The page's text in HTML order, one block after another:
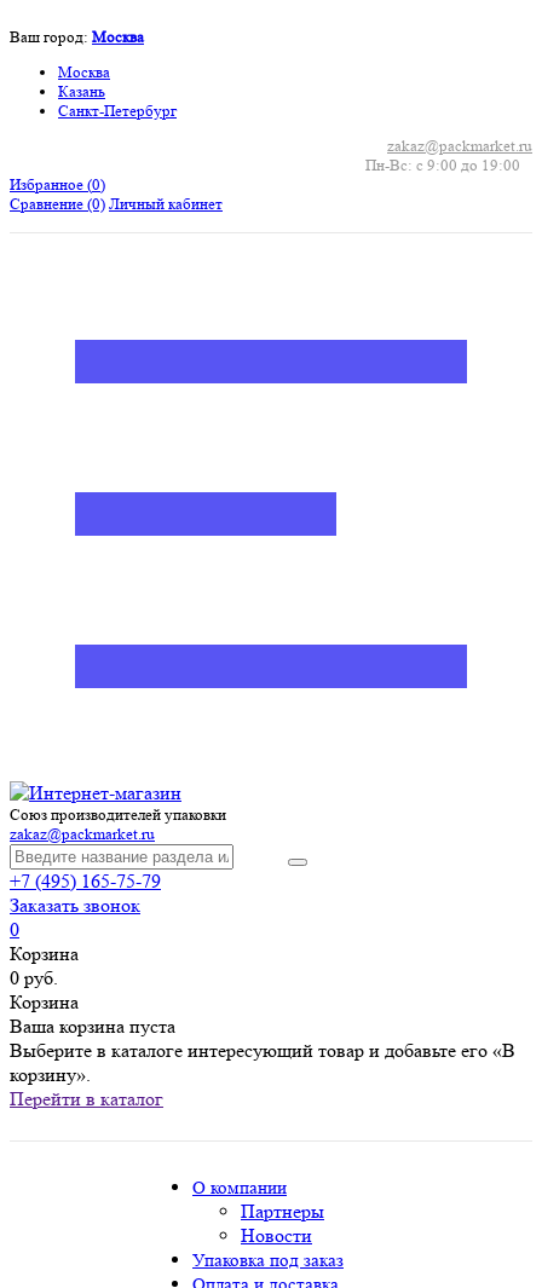
Ваш город: Москва
Москва
Казань
Санкт-Петербург
Пн-Вс: с 9:00 до 19:00
zakaz@packmarket.ru
Избранное (0)
Сравнение (0) Личный кабинет
Союз производителей упаковки
zakaz@packmarket.ru
+7 (495) 165-75-79
Заказать звонок
0
Корзина
0 руб.
Корзина
Ваша корзина пуста
Выберите в каталоге интересующий товар и добавьте его «В
корзину».
Перейти в каталог
О компании
Партнеры
Новости
Упаковка под заказ